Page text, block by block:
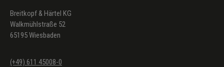
Breitkopf & Härtel KG
Walkmühlstraße 52
65195 Wiesbaden
(+49) 611 45008-0